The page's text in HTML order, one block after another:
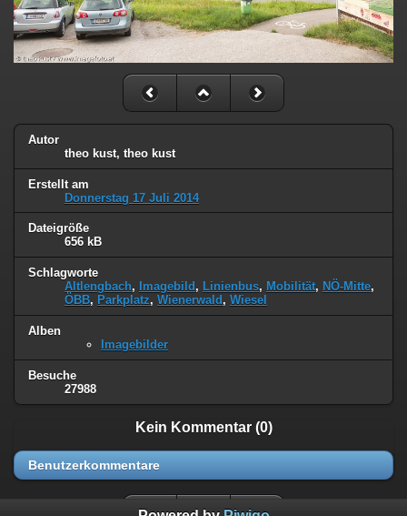
Autor
theo kust, theo kust
Erstellt am
Donnerstag 17 Juli 2014
Dateigröße
656 kB
Schlagworte
Altlengbach, Imagebild , Linienbus, Mobilität, NÖ-Mitte,
ÖBB, Parkplatz, Wienerwald , Wiesel
Alben
Imagebilder
Besuche
27988
Kein Kommentar (0)
Benutzerkommentare